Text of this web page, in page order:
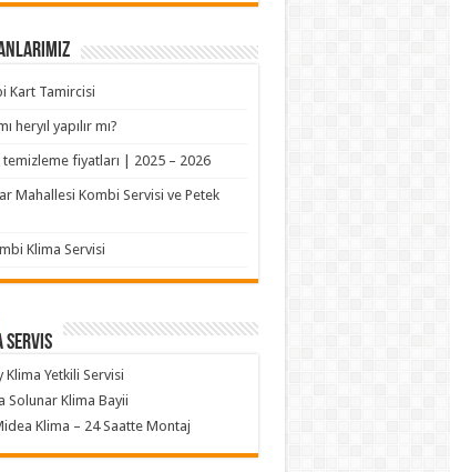
Kart Tamircisi
heryıl yapılır mı?
temizleme fiyatları | 2025 – 2026
Mahallesi Kombi Servisi ve Petek
Klima Servisi
servis
Klima Yetkili Servisi
Solunar Klima Bayii
Klima – 24 Saatte Montaj